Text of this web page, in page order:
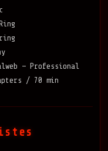
— Professional
/ 70 min